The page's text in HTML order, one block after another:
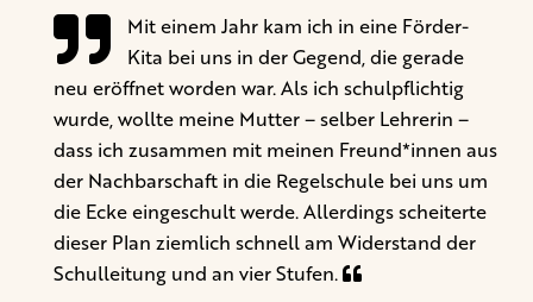
Mit einem Jahr kam ich in eine Förder-
Kita bei uns in der Gegend, die gerade
neu eröffnet worden war. Als ich schulpflichtig
wurde, wollte meine Mutter – selber Lehrerin –
dass ich zusammen mit meinen Freund*innen aus
der Nachbarschaft in die Regelschule bei uns um
die Ecke eingeschult werde. Allerdings scheiterte
dieser Plan ziemlich schnell am Widerstand der
Schulleitung und an vier Stufen.